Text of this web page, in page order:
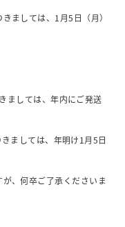
ましては、1月5日（月）
ましては、年内にご発送
ましては、年明け1月5日
、何卒ご了承くださいま